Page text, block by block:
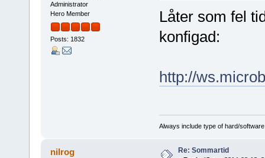
Administrator
Hero Member
Posts: 1832
Låter som fel
konfigad:
http://
Always include type of hard/
nilrog Re: Sommartid